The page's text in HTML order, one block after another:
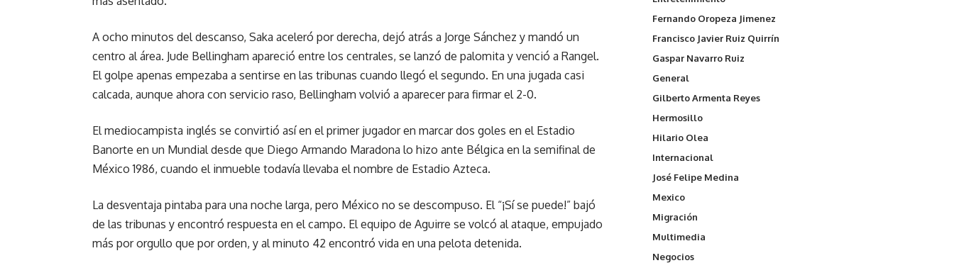
A ocho minutos del descanso, Saka aceleró por derecha, dejó atrás a Jorge Sánchez y mandó un
centro al área. Jude Bellingham apareció entre los centrales, se lanzó de palomita y venció a Rangel.
El golpe apenas empezaba a sentirse en las tribunas cuando llegó el segundo. En una jugada casi
calcada, aunque ahora con servicio raso, Bellingham volvió a aparecer para firmar el 2-0.
El mediocampista inglés se convirtió así en el primer jugador en marcar dos goles en el Estadio
Banorte en un Mundial desde que Diego Armando Maradona lo hizo ante Bélgica en la semifinal de
México 1986, cuando el inmueble todavía llevaba el nombre de Estadio Azteca.
La desventaja pintaba para una noche larga, pero México no se descompuso. El “¡Sí se puede!” bajó
de las tribunas y encontró respuesta en el campo. El equipo de Aguirre se volcó al ataque, empujado
más por orgullo que por orden, y al minuto 42 encontró vida en una pelota detenida.
Fernando Oropeza Jimenez
Francisco Javier Ruiz Quirrín
Gaspar Navarro Ruiz
General
Gilberto Armenta Reyes
Hermosillo
Hilario Olea
Internacional
José Felipe Medina
Mexico
Migración
Multimedia
Negocios